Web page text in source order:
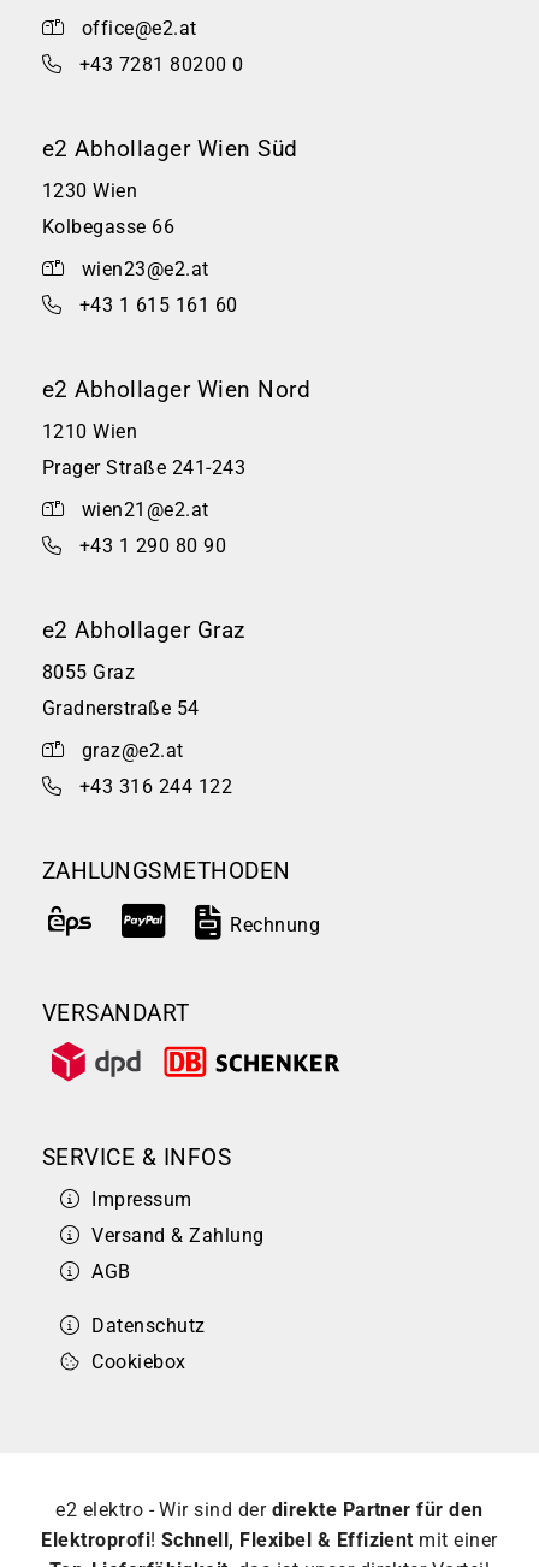
office@e2.at
+43 7281 80200 0
e2 Abhollager Wien Süd
1230 Wien
Kolbegasse 66
wien23@e2.at
+43 1 615 161 60
e2 Abhollager Wien Nord
1210 Wien
Prager Straße 241-243
wien21@e2.at
+43 1 290 80 90
e2 Abhollager Graz
8055 Graz
Gradnerstraße 54
graz@e2.at
+43 316 244 122
ZAHLUNGSMETHODEN
Rechnung
VERSANDART
SERVICE & INFOS
Impressum
Versand & Zahlung
AGB
Datenschutz
Cookiebox
e2 elektro - Wir sind der direkte Partner für den
Elektroprofi! Schnell, Flexibel & Effizient mit einer